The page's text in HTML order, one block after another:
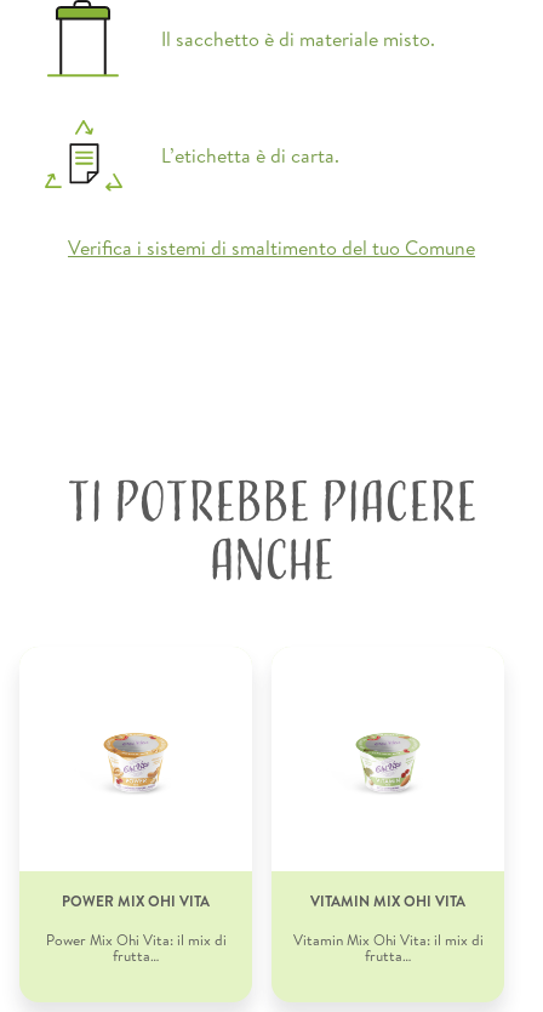
Il sacchetto è di materiale misto.
L’etichetta è di carta.
Verifica i sistemi di smaltimento del tuo Comune
TI POTREBBE PIACERE
ANCHE
POWER MIX OHI VITA
Power Mix Ohi Vita: il mix di
frutta…
VITAMIN MIX OHI VITA
Vitamin Mix Ohi Vita: il mix di
frutta…